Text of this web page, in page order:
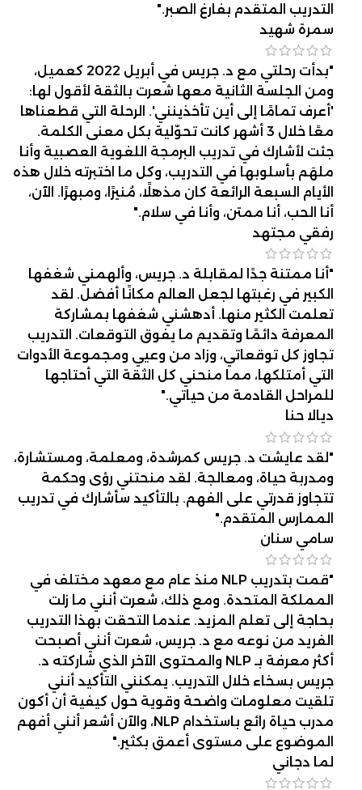
التدريب المتقدم بفارغ الصبر."
سمرة شهيد
"بدأت رحلتي مع د. جريس في أبريل 2022 كعميل،
ومن الجلسة الثانية معها شعرت بالثقة لأقول لها:
'أعرف تمامًا إلى أين تأخذينني'. الرحلة التي قطعناها
معًا خلال 3 أشهر كانت تحوّلية بكل معنى الكلمة.
جئت لأشارك في تدريب البرمجة اللغوية العصبية وأنا
ملهَم بأسلوبها في التدريب، وكل ما اختبرته خلال هذه
الأيام السبعة الرائعة كان مذهلًا، مُنيرًا، ومبهرًا. الآن،
أنا الحب، أنا ممتن، وأنا في سلام."
رفقي مجتهد
"أنا ممتنة جدًا لمقابلة د. جريس، وألهمني شغفها
الكبير في رغبتها لجعل العالم مكانًا أفضل. لقد
تعلمت الكثير منها. أدهشني شغفها بمشاركة
المعرفة دائمًا وتقديم ما يفوق التوقعات. التدريب
تجاوز كل توقعاتي، وزاد من وعيي ومجموعة الأدوات
التي أمتلكها، مما منحني كل الثقة التي أحتاجها
للمراحل القادمة من حياتي."
ديالا حنا
"لقد عايشت د. جريس كمرشدة، ومعلمة، ومستشارة،
ومدربة حياة، ومعالجة. لقد منحتني رؤى وحكمة
تتجاوز قدرتي على الفهم. بالتأكيد سأشارك في تدريب
الممارس المتقدم."
سامي سنان
"قمت بتدريب NLP منذ عام مع معهد مختلف في
المملكة المتحدة. ومع ذلك، شعرت أنني ما زلت
بحاجة إلى تعلم المزيد. عندما التحقت بهذا التدريب
الفريد من نوعه مع د. جريس، شعرت أنني أصبحت
أكثر معرفة بـ NLP والمحتوى الآخر الذي شاركته د.
جريس بسخاء خلال التدريب. يمكنني التأكيد أنني
تلقيت معلومات واضحة وقوية حول كيفية أن أكون
مدرب حياة رائع باستخدام NLP، والآن أشعر أنني أفهم
الموضوع على مستوى أعمق بكثير."
لما دجاني